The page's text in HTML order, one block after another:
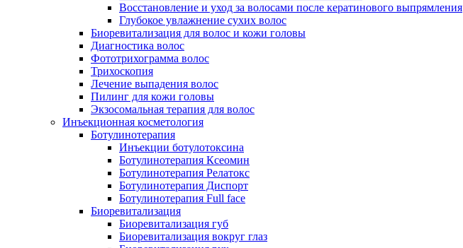
Восстановление и уход за волосами после кератинового выпрямления
Глубокое увлажнение сухих волос
Биоревитализация для волос и кожи головы
Диагностика волос
Фототрихограмма волос
Трихоскопия
Лечение выпадения волос
Пилинг для кожи головы
Экзосомальная терапия для волос
Инъекционная косметология
Ботулинотерапия
Инъекции ботулотоксина
Ботулинотерапия Ксеомин
Ботулинотерапия Релатокс
Ботулинотерапия Диспорт
Ботулинотерапия Full face
Биоревитализация
Биоревитализация губ
Биоревитализация вокруг глаз